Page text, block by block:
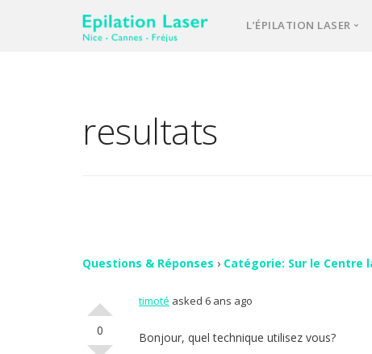
L’ÉPILATION LASER
Vos avis
resultats
Questions & Réponses › Catégorie: Sur le Centre
0
timoté asked 6 ans ago
Bonjour, quel technique utilisez vous?